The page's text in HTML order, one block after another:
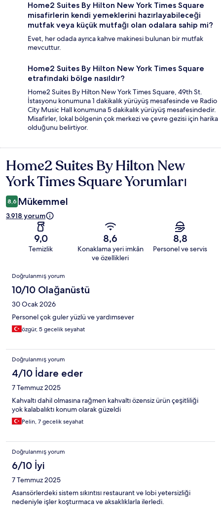
Home2 Suites By Hilton New York Times Square
misafirlerin kendi yemeklerini hazırlayabileceği
mutfak veya küçük mutfağı olan odalara sahip mi?
Evet, her odada ayrıca kahve makinesi bulunan bir mutfak
mevcuttur.
Home2 Suites By Hilton New York Times Square
etrafındaki bölge nasıldır?
Home2 Suites By Hilton New York Times Square, 49th St.
İstasyonu konumuna 1 dakikalık yürüyüş mesafesinde ve Radio
City Music Hall konumuna 5 dakikalık yürüyüş mesafesindedir.
Misafirler, lokal bölgenin çok merkezi ve çevre gezisi için harika
olduğunu belirtiyor.
Yorumlar
Home2 Suites By Hilton New
York Times Square Yorumları
8,6 Mükemmel
3.918 yorum
9,0
Temizlik
8,6
Konaklama yeri imkân
ve özellikleri
8,8
Personel ve servis
Yorumlar
Doğrulanmış yorum
10/10 Olağanüstü
30 Ocak 2026
Personel çok guler yüzlü ve yardımsever
özgür, 5 gecelik seyahat
Doğrulanmış yorum
4/10 İdare eder
7 Temmuz 2025
Kahvaltı dahil olmasına rağmen kahvaltı özensiz ürün çeşitliliği
yok kalabalıktı konum olarak güzeldi
Pelin, 7 gecelik seyahat
Doğrulanmış yorum
6/10 İyi
7 Temmuz 2025
Asansörlerdeki sistem sıkıntısı restaurant ve lobi yetersizliği
nedeniyle işler koşturmaca ve aksaklıklarla ilerledi.